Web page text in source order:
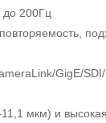
до 200Гц
GigE/SDI/
мкм) и